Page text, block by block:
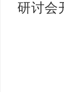
研讨会